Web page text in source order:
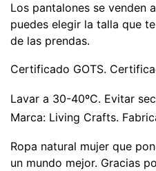
Los pantalones se venden
puedes elegir la talla que
de las prendas.
Certificado GOTS.
Lavar a 30-40ºC. Evitar
Marca: Living Crafts.
Ropa natural mujer que
un mundo mejor. Gracias